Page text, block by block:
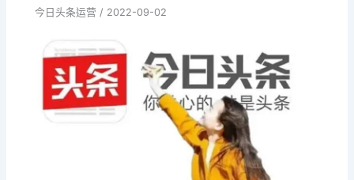
今日头条运营 / 2022-09-02